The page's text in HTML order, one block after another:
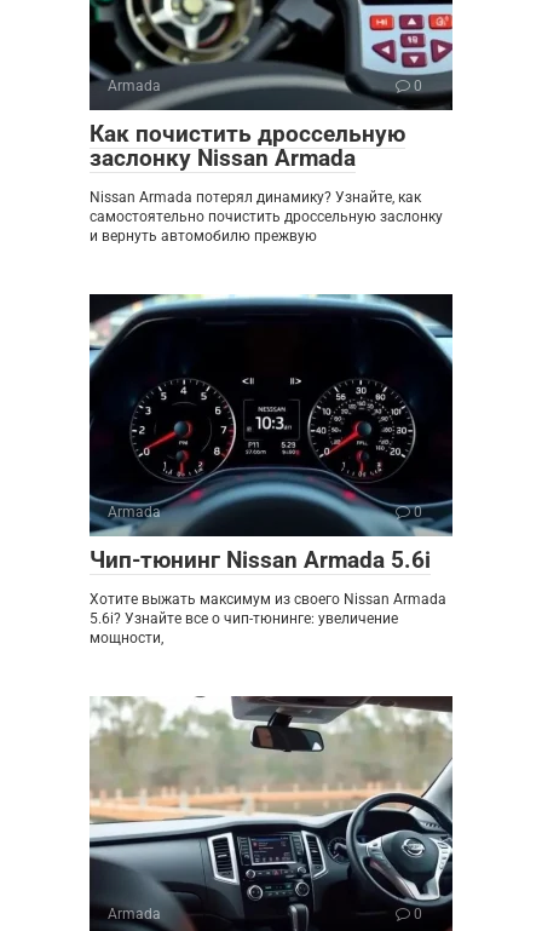
Armada 0
Как почистить дроссельную
заслонку Nissan Armada
Nissan Armada потерял динамику? Узнайте, как
самостоятельно почистить дроссельную заслонку
и вернуть автомобилю прежвую
Armada 0
Чип-тюнинг Nissan Armada 5.6i
Хотите выжать максимум из своего Nissan Armada
5.6i? Узнайте все о чип-тюнинге: увеличение
мощности,
Armada 0